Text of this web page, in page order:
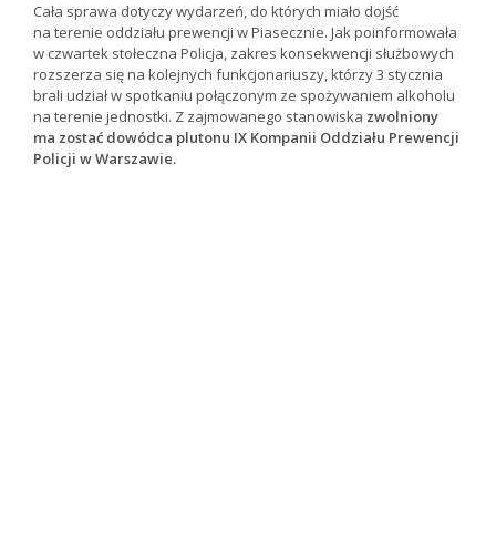
Cała sprawa dotyczy wydarzeń, do których miało dojść
na terenie oddziału prewencji w Piasecznie. Jak poinformowała
w czwartek stołeczna Policja, zakres konsekwencji służbowych
rozszerza się na kolejnych funkcjonariuszy, którzy 3 stycznia
brali udział w spotkaniu połączonym ze spożywaniem alkoholu
na terenie jednostki. Z zajmowanego stanowiska zwolniony
ma zostać dowódca plutonu IX Kompanii Oddziału Prewencji
Policji w Warszawie.